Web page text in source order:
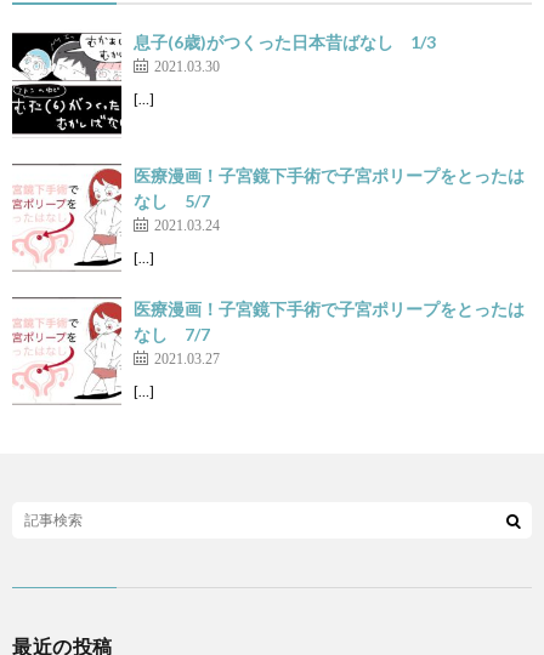
息子(6歳)がつくった日本昔ばなし 1/3
2021.03.30
[…]
医療漫画！子宮鏡下手術で子宮ポリープをとったは
なし 5/7
2021.03.24
[…]
医療漫画！子宮鏡下手術で子宮ポリープをとったは
なし 7/7
2021.03.27
[…]
最近の投稿